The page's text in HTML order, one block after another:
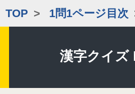
TOP > 1問1ページ目次
漢字クイズ